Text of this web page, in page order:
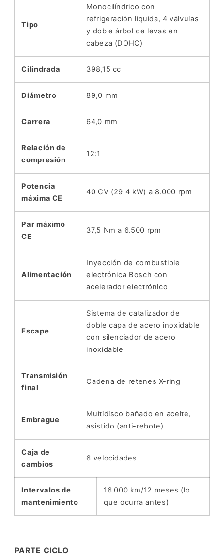
Tipo
Monocilíndrico con
refrigeración líquida, 4 válvulas
y doble árbol de levas en
cabeza (DOHC)
Cilindrada 398,15 cc
Diámetro 89,0 mm
Carrera 64,0 mm
Relación de
compresión
12:1
Potencia
máxima CE
40 CV (29,4 kW) a 8.000 rpm
Par máximo
CE
37,5 Nm a 6.500 rpm
Alimentación
Inyección de combustible
electrónica Bosch con
acelerador electrónico
Escape
Sistema de catalizador de
doble capa de acero inoxidable
con silenciador de acero
inoxidable
Transmisión
final
Cadena de retenes X-ring
Embrague
Multidisco bañado en aceite,
asistido (anti-rebote)
Caja de
cambios
6 velocidades
Intervalos de
mantenimiento
16.000 km/12 meses (lo
que ocurra antes)
PARTE CICLO